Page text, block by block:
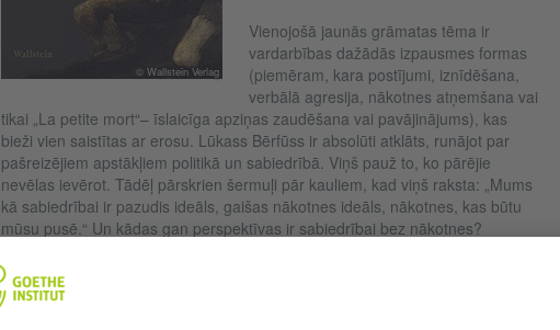
© Wallstein Verlag
Vienojošā jaunās grāmatas tēma ir
vardarbības dažādās izpausmes formas
(piemēram, kara postījumi, iznīdēšana,
verbālā agresija, nākotnes atņemšana vai
tikai „La petite mort“– īslaicīga apziņas zaudēšana vai pavājinājums), kas
bieži vien saistītas ar erosu. Lūkass Bērfūss ir absolūti atklāts, runājot par
pašreizējiem apstākļiem politikā un sabiedrībā. Viņš pauž to, ko pārējie
nevēlas ievērot. Tādēļ pārskrien šermuļi pār kauliem, kad viņš raksta: „Mums
kā sabiedrībai ir pazudis ideāls, gaišas nākotnes ideāls, nākotnes, kas būtu
mūsu pusē.“ Un kādas gan perspektīvas ir sabiedrībai bez nākotnes?